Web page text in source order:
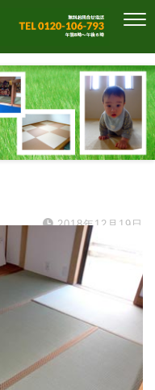
2018年12月19日